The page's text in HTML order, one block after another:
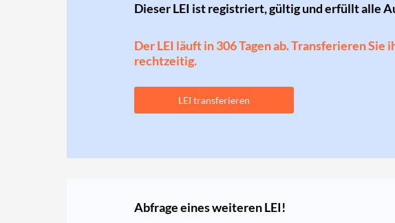
Dieser LEI ist registriert, gültig und erfüllt alle
Der LEI läuft in 306 Tagen ab. Transferieren
rechtzeitig.
LEI transferieren
Abfrage eines weiteren LEI!